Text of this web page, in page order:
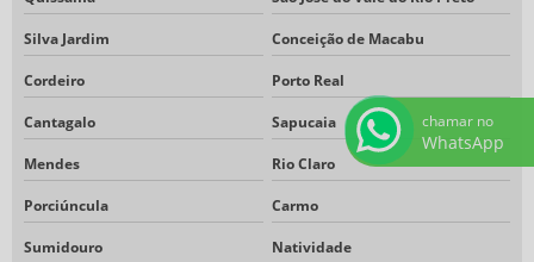
Silva Jardim Conceição de Macabu
Cordeiro Porto Real
Cantagalo Sapucaia
Mendes Rio Claro
Porciúncula Carmo
Sumidouro Natividade
chamar no
WhatsApp